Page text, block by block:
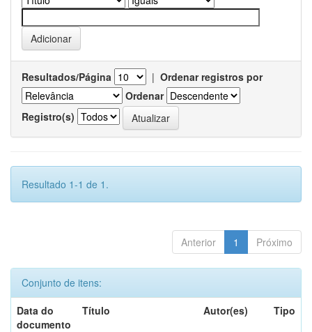
Resultados/Página | Ordenar registros por
Ordenar
Registro(s)
Resultado 1-1 de 1.
Anterior 1 Próximo
Conjunto de itens:
Data do
documento
Título Autor(es) Tipo